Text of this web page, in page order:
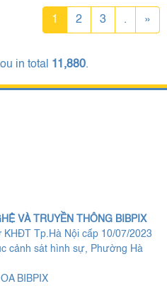
1 2 3 . »
in total 11,880.
VÀ TRUYỀN THÔNG BIBPIX
Tp.Hà Nội cấp 10/07/2023
cảnh sát hình sự, Phường Hà
BIBPIX